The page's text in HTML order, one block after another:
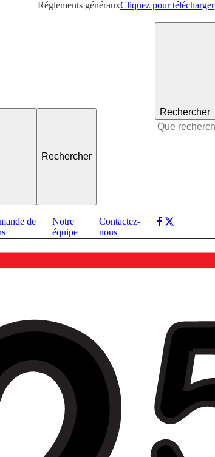
Réglements générauxCliquez pour télécharger
de
Notre
équipe
Contactez-
nous
Rechercher
Rechercher :